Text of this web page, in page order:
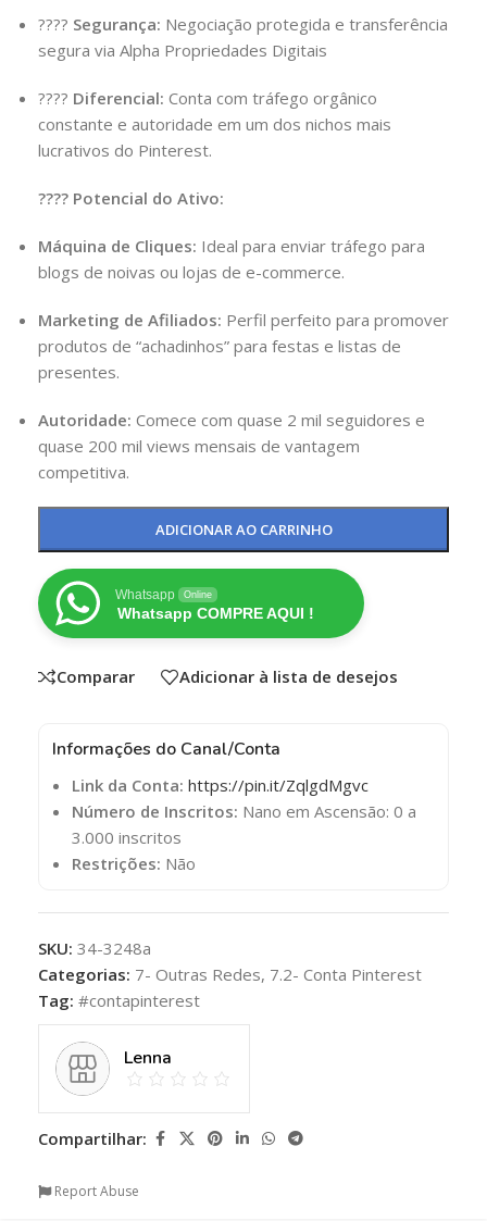
????️ Segurança: Negociação protegida e transferência
segura via Alpha Propriedades Digitais
???? Diferencial: Conta com tráfego orgânico
constante e autoridade em um dos nichos mais
lucrativos do Pinterest.
???? Potencial do Ativo:
Máquina de Cliques: Ideal para enviar tráfego para
blogs de noivas ou lojas de e-commerce.
Marketing de Afiliados: Perfil perfeito para promover
produtos de “achadinhos” para festas e listas de
presentes.
Autoridade: Comece com quase 2 mil seguidores e
quase 200 mil views mensais de vantagem
competitiva.
ADICIONAR AO CARRINHO
Whatsapp Online
Whatsapp COMPRE AQUI !
Comparar Adicionar à lista de desejos
Informações do Canal/Conta
Link da Conta: https://pin.it/ZqlgdMgvc
Número de Inscritos: Nano em Ascensão: 0 a
3.000 inscritos
Restrições: Não
SKU: 34-3248a
Categorias: 7- Outras Redes, 7.2- Conta Pinterest
Tag: #contapinterest
Lenna
Compartilhar:
Report Abuse